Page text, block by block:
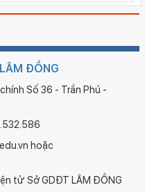
ĐỒNG
Số 36 - Trần Phú -
hoặc
tử Sở GDĐT LÂM ĐỒNG